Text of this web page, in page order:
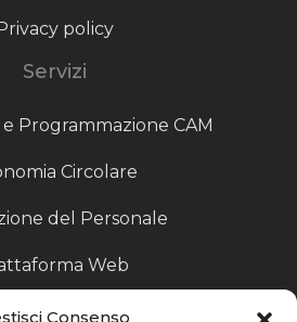
Consenso
policy
Servizi
Programmazione CAM
Circolare
del Personale
Web
fornitori